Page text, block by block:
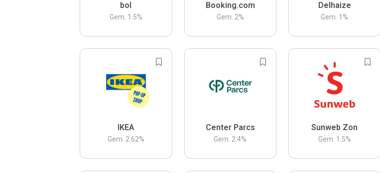
bol
Gem. 1.5%
Booking.com
Gem. 2%
Delhaize
Gem. 1 %
IKEA
Gem. 2.62%
Center Parcs
Gem. 2.4%
Sunweb Zon
Gem. 1.5%